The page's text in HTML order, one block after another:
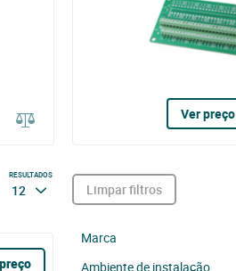
Ver preço
RESULTADOS
12 Limpar filtros
Marca
Ambiente de instalação